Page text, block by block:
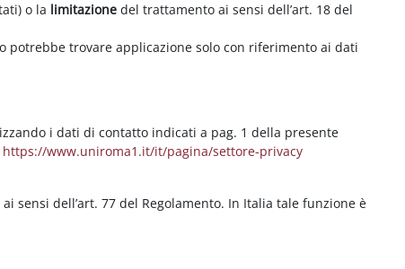
o la limitazione del trattamento ai sensi dell’art. 18 del
potrebbe trovare applicazione solo con riferimento ai dati
i dati di contatto indicati a pag. 1 della presente
https://www.uniroma1.it/it/pagina/settore-privacy
sensi dell’art. 77 del Regolamento. In Italia tale funzione è